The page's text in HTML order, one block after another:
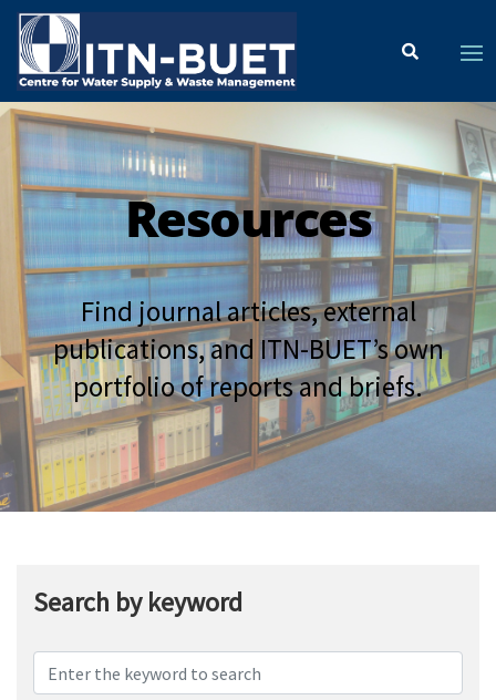
Resources
Find journal articles, external
publications, and ITN-BUET’s own
portfolio of reports and briefs.
Search by keyword